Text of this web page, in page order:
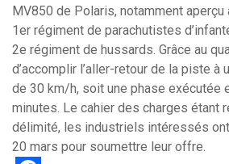
MV850 de Polaris, notamment aperçu
1er régiment de parachutistes
2e régiment de hussards. Grâce au
d’accomplir l’aller-retour de la piste à
de 30 km/h, soit une phase exécutée
minutes. Le cahier des charges étant
délimité, les industriels intéressés ont
20 mars pour soumettre leur offre.